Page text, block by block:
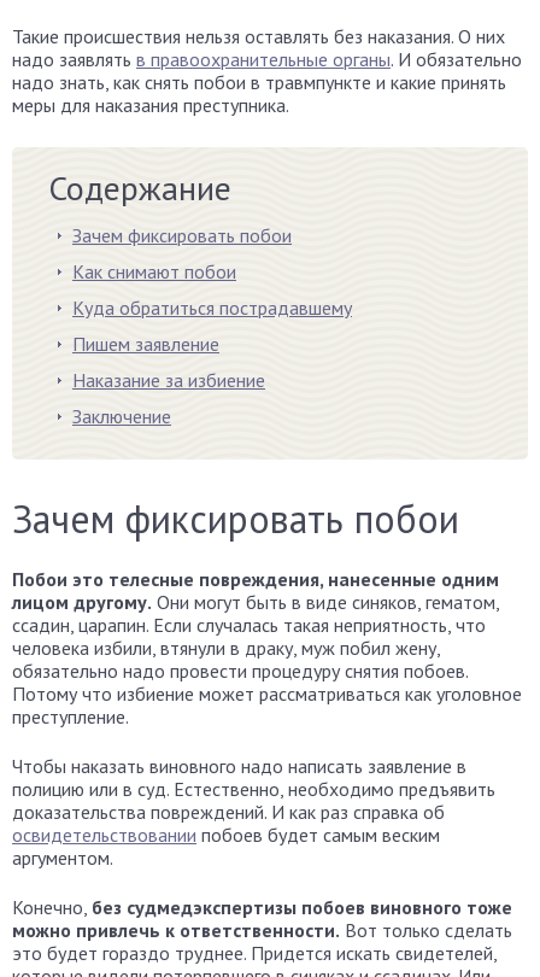
Такие происшествия нельзя оставлять без наказания. О них
надо заявлять в правоохранительные органы. И обязательно
надо знать, как снять побои в травмпункте и какие принять
меры для наказания преступника.
Содержание
Зачем фиксировать побои
Как снимают побои
Куда обратиться пострадавшему
Пишем заявление
Наказание за избиение
Заключение
Зачем фиксировать побои
Побои это телесные повреждения, нанесенные одним
лицом другому. Они могут быть в виде синяков, гематом,
ссадин, царапин. Если случалась такая неприятность, что
человека избили, втянули в драку, муж побил жену,
обязательно надо провести процедуру снятия побоев.
Потому что избиение может рассматриваться как уголовное
преступление.
Чтобы наказать виновного надо написать заявление в
полицию или в суд. Естественно, необходимо предъявить
доказательства повреждений. И как раз справка об
освидетельствовании побоев будет самым веским
аргументом.
Конечно, без судмедэкспертизы побоев виновного тоже
можно привлечь к ответственности. Вот только сделать
это будет гораздо труднее. Придется искать свидетелей,